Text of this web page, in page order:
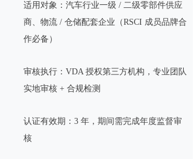
适用对象：汽车行业一级 / 二级零部件供应
商、物流 / 仓储配套企业（RSCI 成员品牌合
作必备）
审核执行：VDA 授权第三方机构，专业团队
实地审核 + 合规检测
认证有效期：3 年，期间需完成年度监督审
核